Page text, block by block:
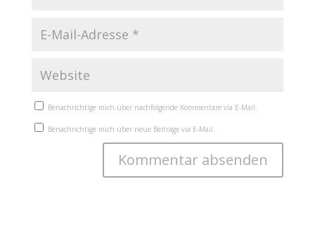
Benachrichtige mich über nachfolgende Kommentare via E-Mail.
Benachrichtige mich über neue Beiträge via E-Mail.